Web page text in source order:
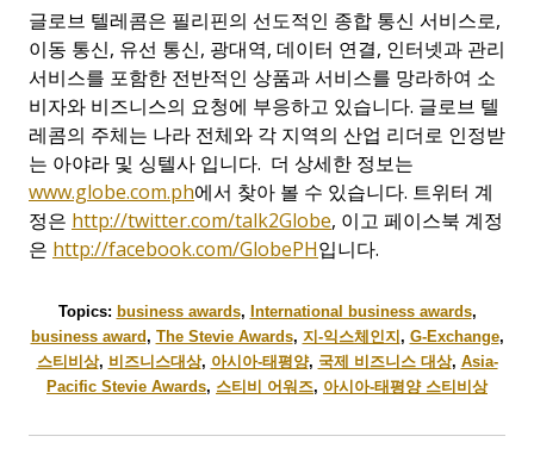
글로브 텔레콤은 필리핀의 선도적인 종합 통신 서비스로,
이동 통신, 유선 통신, 광대역, 데이터 연결, 인터넷과 관리
서비스를 포함한 전반적인 상품과 서비스를 망라하여 소
비자와 비즈니스의 요청에 부응하고 있습니다. 글로브 텔
레콤의 주체는 나라 전체와 각 지역의 산업 리더로 인정받
는 아야라 및 싱텔사 입니다. 더 상세한 정보는
www.globe.com.ph에서 찾아 볼 수 있습니다. 트위터 계
정은 http://twitter.com/talk2Globe, 이고 페이스북 계정
은 http://facebook.com/GlobePH입니다.
Topics: business awards, International business awards,
business award, The Stevie Awards, 지-익스체인지 , G-Exchange,
스티비상, 비즈니스대상, 아시아-태평양, 국제 비즈니스 대상, Asia-
Pacific Stevie Awards, 스티비 어워즈, 아시아-태평양 스티비상